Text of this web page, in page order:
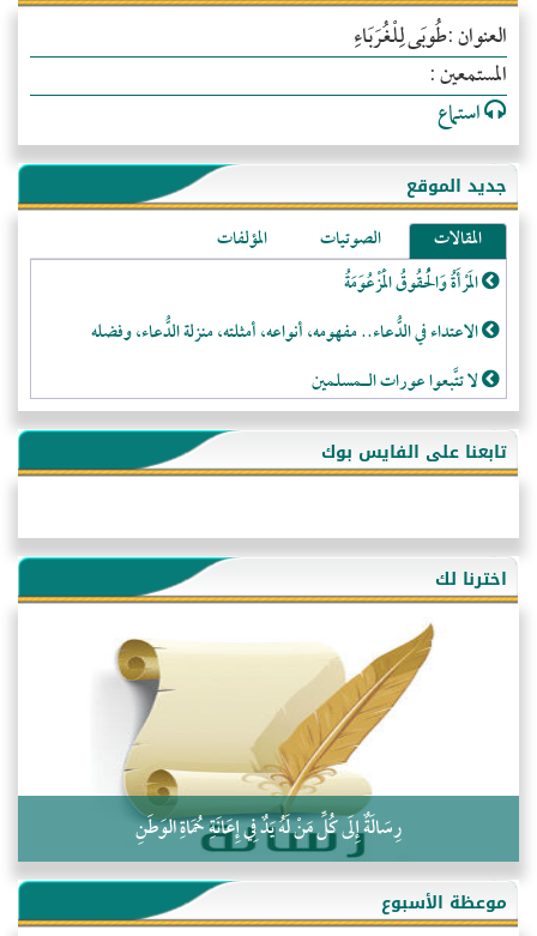
العنوان :طُوبَى لِلْغُرَبَاءِ
المستمعين :
استماع
جديد الموقع
المقالات الصوتيات
المؤلفات
المَرْأَةُ وَالْحُقُوقُ الْمَزْعُوَمَةُ
الاعتداء في الدُّعاء.. مفهومه، أنواعه، أمثلته، منزلة الدُّعاء، وفضله
لا تتَّبعوا عورات الـمسلمين
فقه النَّصيحة عند الصَّحابة الكرام رضي الله عنهم
لَا عِزَّةَ إِلَّا بِالإِسْلَامِ
هذه سبيلنا فماذا تنقمون؟!
أُسُـسُ بَـيْـتِ الـمُسْـلِمِ
التَّعْلِيمُ القُرْآنِي
كلمة إلى إخواني السلفيين في الجزائر
تابعنا على الفايس بوك
اخترنا لك
رِسَالَةٌ إِلَى كُلِّ مَنْ لَهُ يَدٌ فِي إِعَانَةِ حُمَاةِ الوَطَنِ
موعظة الأسبوع